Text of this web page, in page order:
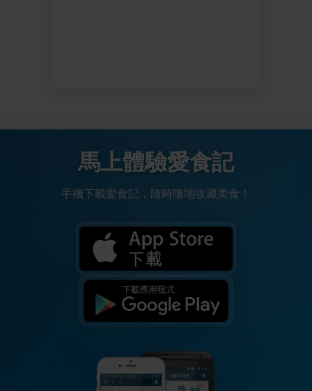
馬上體驗愛食記
手機下載愛食記，隨時隨地收藏美食！